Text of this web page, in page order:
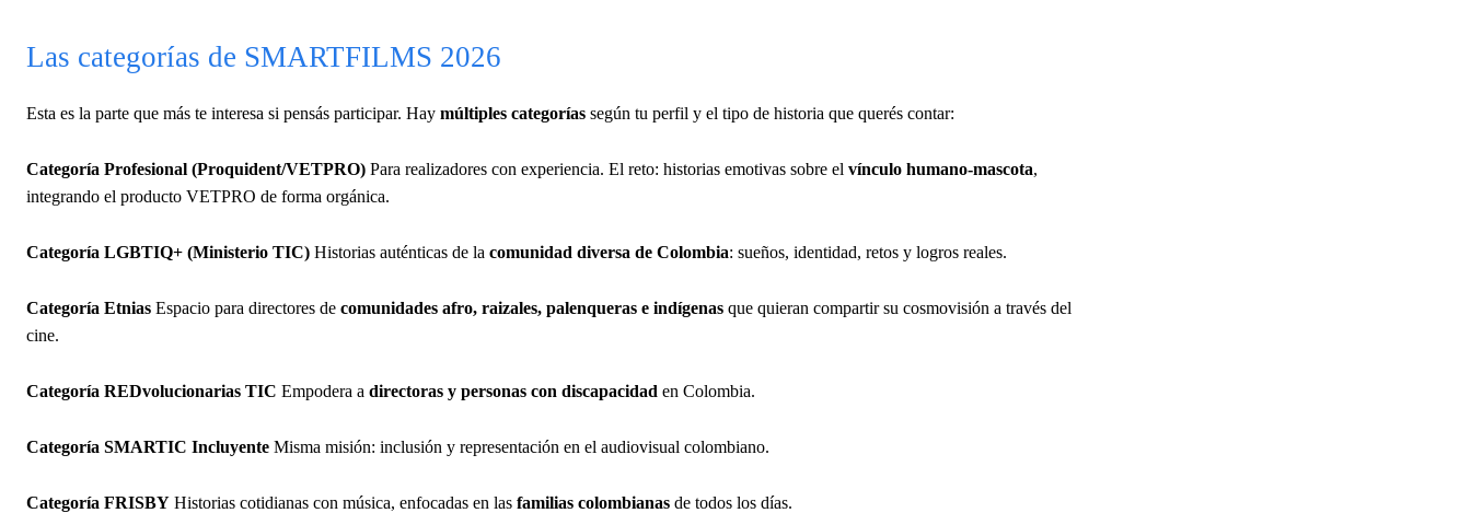
Las categorías de SMARTFILMS 2026
Esta es la parte que más te interesa si pensás participar. Hay múltiples categorías según tu perfil y el tipo de historia que querés contar:
Categoría Profesional (Proquident/VETPRO) Para realizadores con experiencia. El reto: historias emotivas sobre el vínculo humano-mascota,
integrando el producto VETPRO de forma orgánica.
Categoría LGBTIQ+ (Ministerio TIC) Historias auténticas de la comunidad diversa de Colombia: sueños, identidad, retos y logros reales.
Categoría Etnias Espacio para directores de comunidades afro, raizales, palenqueras e indígenas que quieran compartir su cosmovisión a través del
cine.
Categoría REDvolucionarias TIC Empodera a directoras y personas con discapacidad en Colombia.
Categoría SMARTIC Incluyente Misma misión: inclusión y representación en el audiovisual colombiano.
Categoría FRISBY Historias cotidianas con música, enfocadas en las familias colombianas de todos los días.